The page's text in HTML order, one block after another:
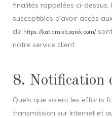
finalités rappelées ci-dessus,
susceptibles d’avoir accès
de https://katiamielczarek.com/
notre service client.
8. Notification
Quels que soient les efforts
transmission sur Internet et